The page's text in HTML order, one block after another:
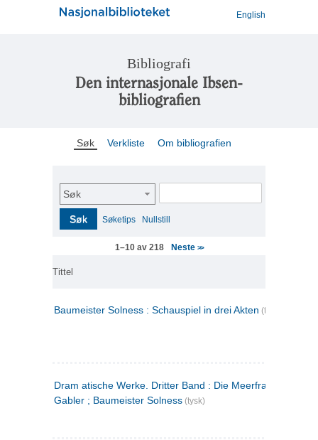
English
Bibliografi
Den internasjonale Ibsen-
bibliografien
Søk Verkliste Om bibliografien
Søk
Søk Søketips Nullstill
1–10 av 218 Neste >>
Tittel
Baumeister Solness : Schauspiel in drei Akten (tysk)
Dram atische Werke. Dritter Band : Die Meerfrau ; Hedda
Gabler ; Baumeister Solness (tysk)